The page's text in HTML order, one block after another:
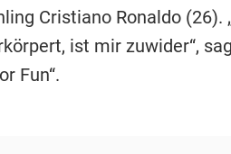
Cristiano Ronaldo (26).
ist mir zuwider“,
Fun“.